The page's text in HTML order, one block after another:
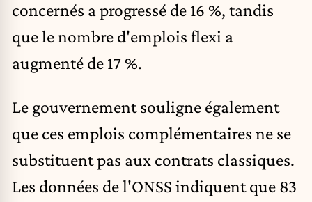
concernés a progressé de 16 %, tandis
que le nombre d'emplois flexi a
augmenté de 17 %.
Le gouvernement souligne également
que ces emplois complémentaires ne se
substituent pas aux contrats classiques.
Les données de l'ONSS indiquent que 83